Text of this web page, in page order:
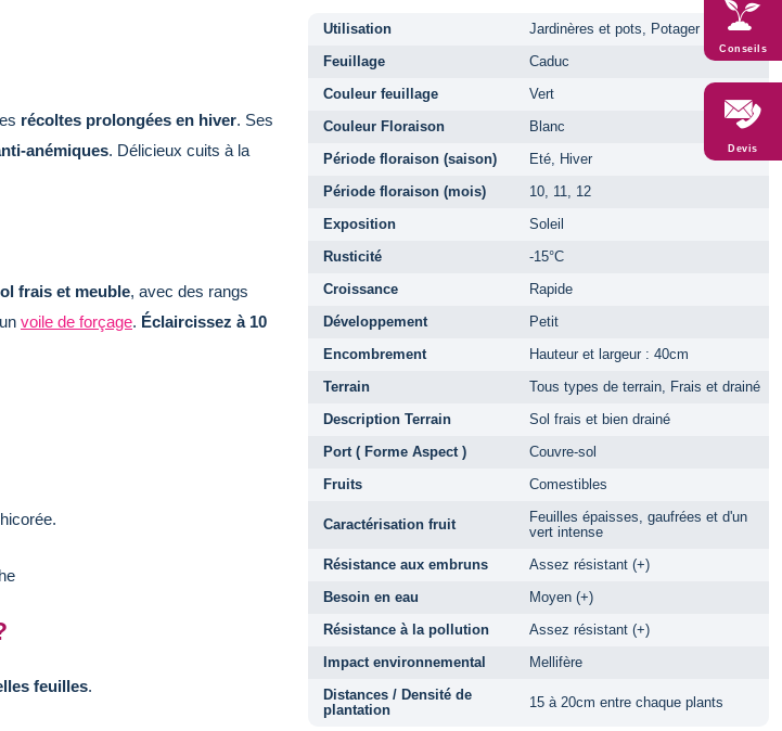
récoltes prolongées en hiver. Ses
anémiques. Délicieux cuits à la
frais et meuble, avec des rangs
voile de forçage. Éclaircissez à 10
feuilles.
Utilisation
Jardinères et pots, Potager
Feuillage
Caduc
Couleur feuillage
Vert
Couleur Floraison
Blanc
Période floraison (saison)
Eté, Hiver
Période floraison (mois)
10, 11, 12
Exposition
Soleil
Rusticité
-15°C
Croissance
Rapide
Développement
Petit
Encombrement
Hauteur et largeur : 40cm
Terrain
Tous types de terrain, Frais et drainé
Description Terrain
Sol frais et bien drainé
Port ( Forme Aspect )
Couvre-sol
Fruits
Comestibles
Caractérisation fruit
Feuilles épaisses, gaufrées et d'un
vert intense
Résistance aux embruns
Assez résistant (+)
Besoin en eau
Moyen (+)
Résistance à la pollution
Assez résistant (+)
Impact environnemental
Mellifère
Distances / Densité de
plantation
15 à 20cm entre chaque plants
Conseils
Devis